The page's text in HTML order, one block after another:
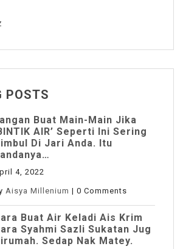
POSTS
Buat Main-Main Jika
AIR’ Seperti Ini Sering
Di Jari Anda. Itu
4, 2022
Aisya Millenium | 0 Comments
Buat Air Keladi Ais Krim
Syahmi Sazli Sukatan Jug
Sedap Nak Matey.